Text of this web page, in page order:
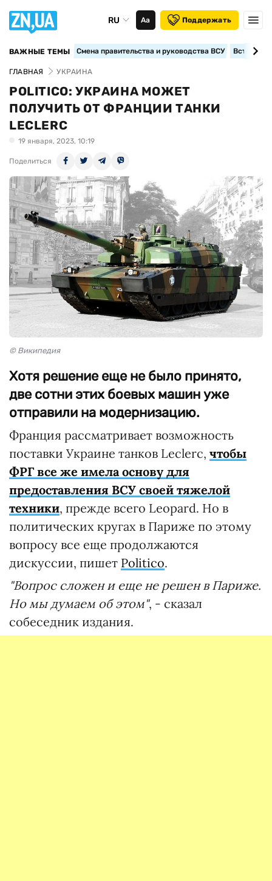
RU Аа Поддержать
ВАЖНЫЕ ТЕМЫ Смена правительства и руководства ВСУ
ГЛАВНАЯ УКРАИНА
POLITICO: УКРАИНА МОЖЕТ
ПОЛУЧИТЬ ОТ ФРАНЦИИ ТАНКИ
LECLERC
19 января, 2023, 10:19
Поделиться
© Википедия
Хотя решение еще не было принято,
две сотни этих боевых машин уже
отправили на модернизацию.
Франция рассматривает возможность
поставки Украине танков Leclerc, чтобы
ФРГ все же имела основу для
предоставления ВСУ своей тяжелой
техники, прежде всего Leopard. Но в
политических кругах в Париже по этому
вопросу все еще продолжаются
дискуссии, пишет Politico.
"Вопрос сложен и еще не решен в Париже.
Но мы думаем об этом", - сказал
собеседник издания.